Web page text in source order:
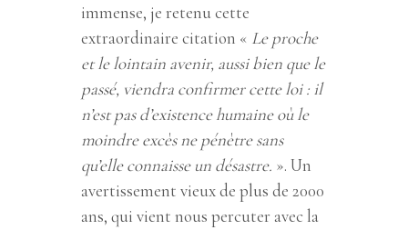
immense, je retenu cette
extraordinaire citation « Le proche
et le lointain avenir, aussi bien que le
passé, viendra confirmer cette loi : il
n’est pas d’existence humaine où le
moindre excès ne pénètre sans
qu’elle connaisse un désastre. ». Un
avertissement vieux de plus de 2000
ans, qui vient nous percuter avec la